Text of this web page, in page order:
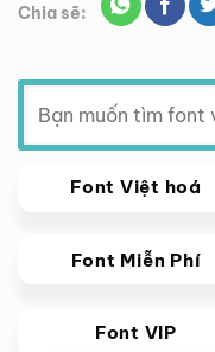
Chia sẽ:
Tìm
kiếm:
Font Việt hoá
Font Miễn Phí
Font VIP